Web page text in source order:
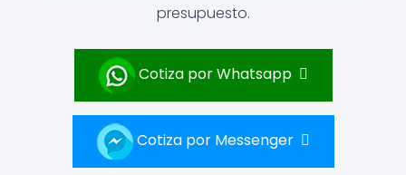
presupuesto.
Cotiza por Whatsapp
Cotiza por Messenger